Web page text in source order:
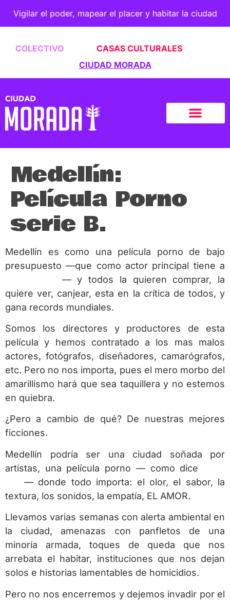
Vigilar el poder, mapear el placer y habitar la ciudad
COLECTIVO
CASAS CULTURALES
CIUDAD MORADA
Medellín:
Película Porno
serie B.
Medellín es como una película porno de bajo
presupuesto —que como actor principal tiene a
— y todos la quieren comprar, la
quiere ver, canjear, esta en la crítica de todos, y
gana records mundiales.
Somos los directores y productores de esta
película y hemos contratado a los mas malos
actores, fotógrafos, diseñadores, camarógrafos,
etc. Pero no nos importa, pues el mero morbo del
amarillismo hará que sea taquillera y no estemos
en quiebra.
¿Pero a cambio de qué? De nuestras mejores
ficciones.
Medellín podría ser una ciudad soñada por
artistas, una película porno — como dice
— donde todo importa: el olor, el sabor, la
textura, los sonidos, la empatía, EL AMOR.
Llevamos varias semanas con alerta ambiental en
la ciudad, amenazas con panfletos de una
minoría armada, toques de queda que nos
arrebata el habitar, instituciones que nos dejan
solos e historias lamentables de homicidios.
Pero no nos encerremos y dejemos invadir por el